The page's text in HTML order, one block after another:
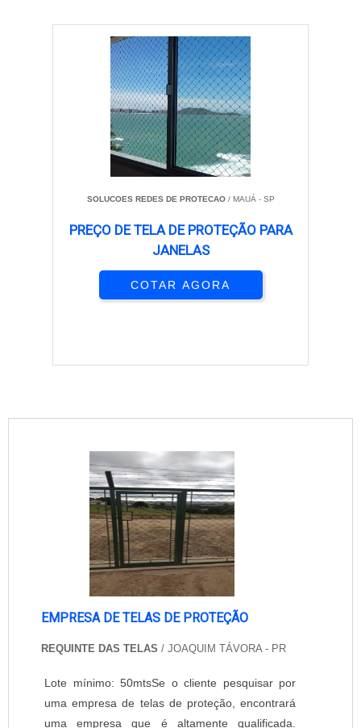
SOLUCOES REDES DE PROTECAO/ MAUÁ - SP
PREÇO DE TELA DE PROTEÇÃO PARA
JANELAS
COTAR AGORA
EMPRESA DE TELAS DE PROTEÇÃO
REQUINTE DAS TELAS / JOAQUIM TÁVORA - PR
Lote mínimo: 50mtsSe o cliente pesquisar por
uma empresa de telas de proteção, encontrará
uma empresa que é altamente qualificada.